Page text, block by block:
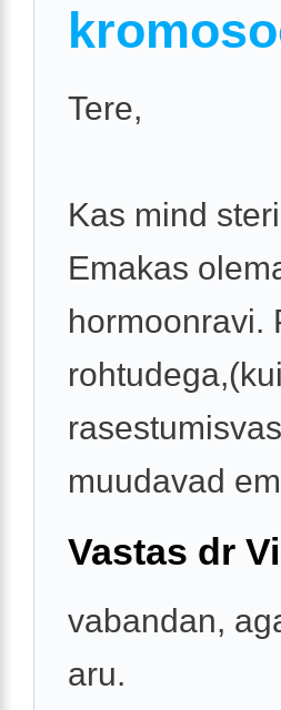
Tere,
Kas mind
Emakas
hormoonravi.
muudavad
Vastas dr
vabandan,
aru.